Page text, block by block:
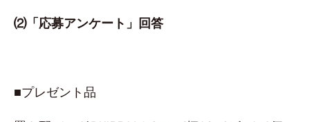
⑵「応募アンケート」回答
■プレゼント品